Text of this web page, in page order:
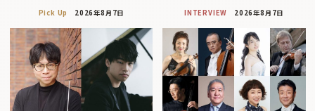
Pick Up 2026年8月7日 INTERVIEW 2026年8月7日